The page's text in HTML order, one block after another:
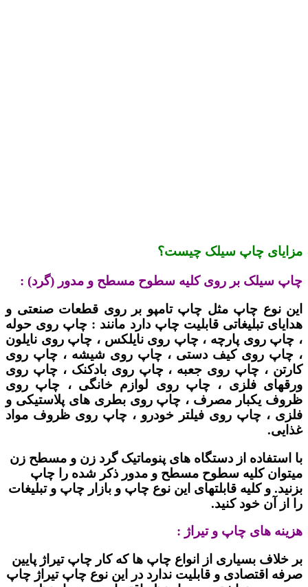
مزایای چاپ سیلک چیست؟
چاپ سیلک بر روی کلیه سطوح مسطح و مدور (گرد) :
این نوع چاپ مثل چاپ تامپو بر روی قطعات صنعتی و
هدایای تبلیغاتی قابلیت چاپ دارد مانند : چاپ روی حوله
، چاپ روی پارچه ، چاپ روی نایلکس ، چاپ روی نایلون
، چاپ روی کیف دستی ، چاپ روی شیشه ، چاپ روی
کارتن ، چاپ روی جعبه ، چاپ روی بادکنک ، چاپ روی
ورقهای فلزی ، چاپ روی لوازم خانگی ، چاپ روی
ظروف یکبار مصرف ، چاپ روی بطری های پلاستیکی و
فلزی ، چاپ روی فیلتر خودرو ، چاپ روی ظروف مواد
غذایی.
با استفاده از دستگاه های پنوماتیک گرد زن و مسطح زن
میتوان کلیه سطوح مسطح و مدور ذکر شده را چاپ
بزنید. و کلیه قابلتهای این نوع چاپ و بازار چاپ و تبلیغات
را از آن خود کنید.
هزینه های چاپ و تیراژ :
بر خلاف بسیاری از انواع چاپ ها که کار چاپ تیراژ پایین
صرفه اقتصادی و قابلیت ندارد در این نوع چاپ تیراژ چاپ